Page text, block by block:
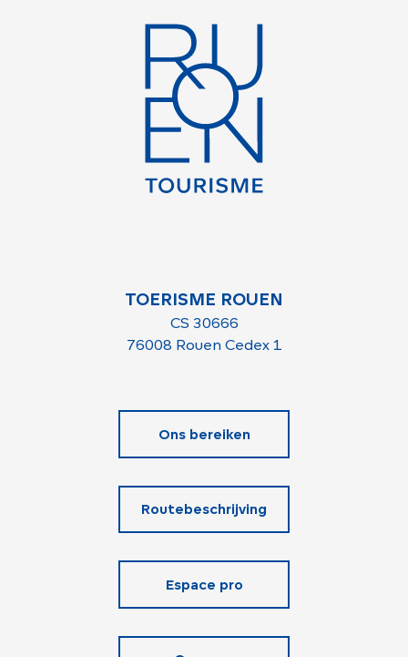
TOERISME ROUEN
CS 30666
76008 Rouen Cedex 1
Ons bereiken
Routebeschrijving
Espace pro